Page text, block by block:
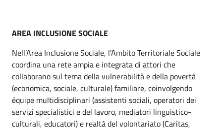
AREA INCLUSIONE SOCIALE
Nell’Area Inclusione Sociale, l’Ambito Territoriale Sociale
coordina una rete ampia e integrata di attori che
collaborano sul tema della vulnerabilità e della povertà
(economica, sociale, culturale) familiare, coinvolgendo
équipe multidisciplinari (assistenti sociali, operatori dei
servizi specialistici e del lavoro, mediatori linguistico-
culturali, educatori) e realtà del volontariato (Caritas,